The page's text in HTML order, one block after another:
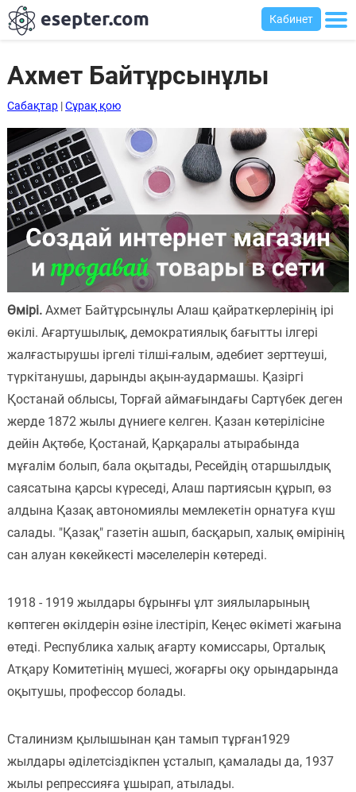
Сабақтар
Хабарландыру
тақтасы
Кіру
Қазақша-
ағылшынша
сөздік
Ағылшынша-
қазақша
сөздік
Пәндер
Тіркелу
Кабинет
Ахмет Байтұрсынұлы
Сабақтар|Сұрақ қою
Өмірі.Ахмет Байтұрсынұлы Алаш қайраткерлерінің ірі
өкілі. Ағартушылық, демократиялық бағытты ілгері
жалғастырушы іргелі тілші-ғалым, әдебиет зерттеуші,
түркітанушы, дарынды ақын-аудармашы. Қазіргі
Қостанай облысы, Торғай аймағындағы Сартүбек деген
жерде 1872 жылы дүниеге келген. Қазан көтерілісіне
дейін Ақтөбе, Қостанай, Қарқаралы атырабында
мұғалім болып, бала оқытады, Ресейдің отаршылдық
саясатына қарсы күреседі, Алаш партиясын құрып, өз
алдына Қазақ автономиялы мемлекетін орнатуға күш
салады. "Қазақ" газетін ашып, басқарып, халық өмірінің
сан алуан көкейкесті мәселелерін көтереді.
1918 - 1919 жылдары бұрынғы ұлт зиялыларының
көптеген өкілдерін өзіне ілестіріп, Кеңес өкіметі жағына
өтеді. Республика халық ағарту комиссары, Орталық
Атқару Комитетінің мүшесі, жоғарғы оқу орындарында
оқытушы, профессор болады.
Сталинизм қылышынан қан тамып тұрған1929
жылдары әділетсіздікпен ұсталып, қамалады да, 1937
жылы репрессияға ұшырап, атылады.